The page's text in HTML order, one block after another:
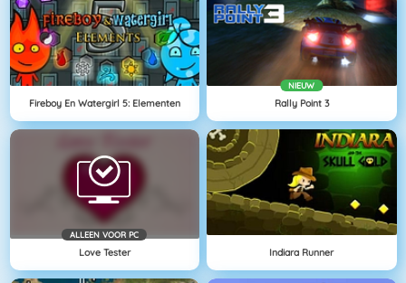
Fireboy En Watergirl 5: Elementen
NIEUW
Rally Point 3
ALLEEN VOOR PC
Love Tester Indiara Runner